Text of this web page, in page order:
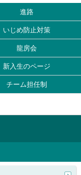
進路
いじめ防止対策
龍房会
新入生のページ
チーム担任制